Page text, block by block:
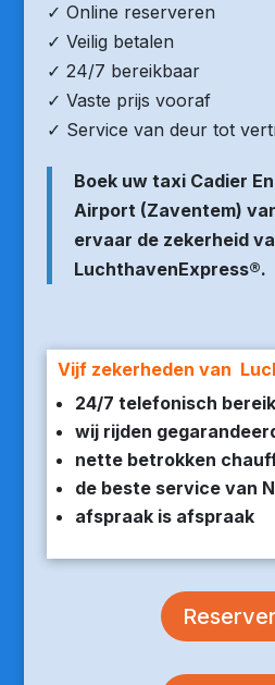
✓ Online reserveren
✓ Veilig betalen
✓ 24/7 bereikbaar
✓ Vaste prijs vooraf
✓ Service van deur tot
Boek uw taxi Cadier
Airport (Zaventem)
ervaar de zekerheid
LuchthavenExpress®.
Vijf zekerheden van
24/7 telefonisch
wij rijden
nette betrokken
de beste service van
afspraak is afspraak